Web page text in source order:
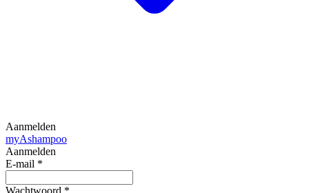
Aanmelden
myAshampoo
Aanmelden
E-mail *
Wachtwoord *